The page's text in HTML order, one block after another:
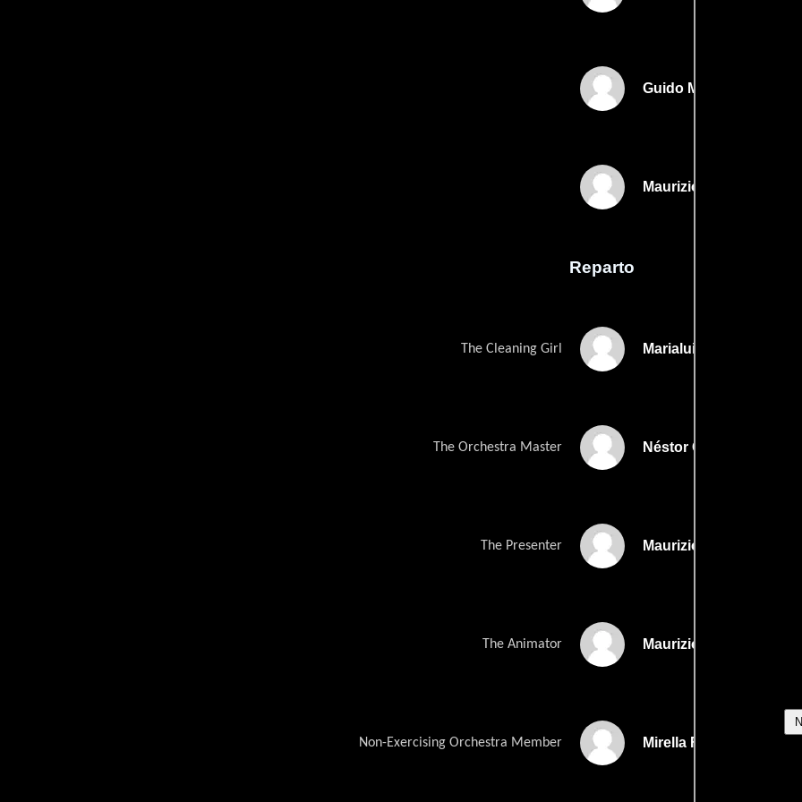
Guido Manulis
Maurizio Nichettis
Reparto
The Cleaning Girl Marialuisa Giovannini
The Orchestra Master Néstor Garay
The Presenter Maurizio Micheli
The Animator Maurizio Nichetti
Non-Exercising Orchestra Member Mirella Falco